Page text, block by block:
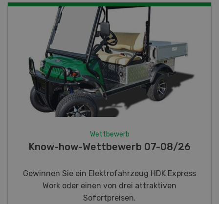
Fotorätsel 07-08/26
Gewinnen Sie eines von fünf LANDI
Taschenmessern